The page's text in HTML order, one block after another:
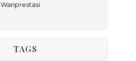
Wanprestasi
TAGS